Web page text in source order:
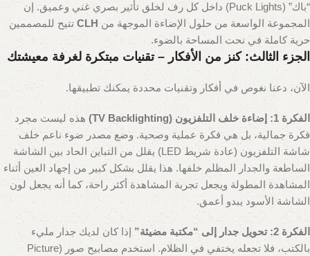
“باك” (Puck Lights) داخل كل رف لخلق تأثير بصري غني وعميق. إن
المجموعة الواسعة من حلول الإضاءة الموجهة من CLH تتيح للمصممين
حرية كاملة في نحت المساحة بالضوء.
الجزء الثالث: كنز من الأفكار – تقنيات مبتكرة لغرفة معيشتك
الآن، دعنا نغوص في أفكار وتقنيات محددة يمكنك تطبيقها.
الفكرة 1: إضاءة خلف التلفزيون (TV Backlighting)
هذه ليست مجرد
فكرة جمالية، بل هي فكرة عملية وصحية. وضع مصدر ضوء ناعم خلف
شاشة التلفزيون (عادة شريط LED) يقلل من التباين الحاد بين الشاشة
الساطعة والجدار المظلم خلفها. هذا يقلل بشكل كبير من إجهاد العين أثناء
المشاهدة المطولة ويجعل تجربة المشاهدة أكثر راحة، كما أنه يجعل لون
الشاشة الأسود يبدو أعمق.
الفكرة 2: تحويل جدار إلى “مكتبة مضيئة”
إذا كان لديك جدار مليء
بالكتب، فلا تجعله يختفي في الظلام. استخدم مصابيح صور (Picture